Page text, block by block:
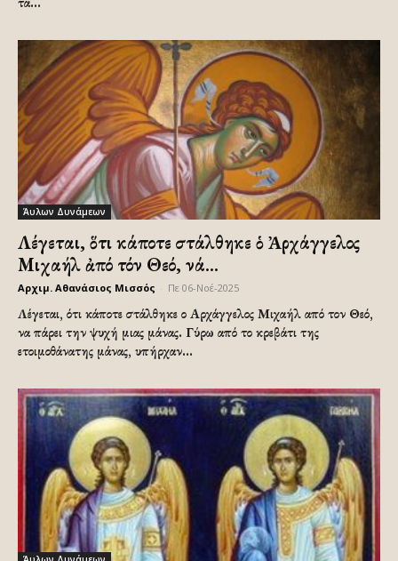
Άυλων Δυνάμεων
Λέγεται, ὅτι κάποτε στάλθηκε ὁ Ἀρχάγγελος
Μιχαήλ ἀπό τόν Θεό, νά…
Αρχιμ. Αθανάσιος Μισσός Πε 06-Νοέ-2025
Λέγεται, ότι κάποτε στάλθηκε ο Αρχάγγελος Μιχαήλ από τον Θεό,
να πάρει την ψυχή μιας μάνας. Γύρω από το κρεβάτι της
ετοιμοθάνατης μάνας, υπήρχαν...